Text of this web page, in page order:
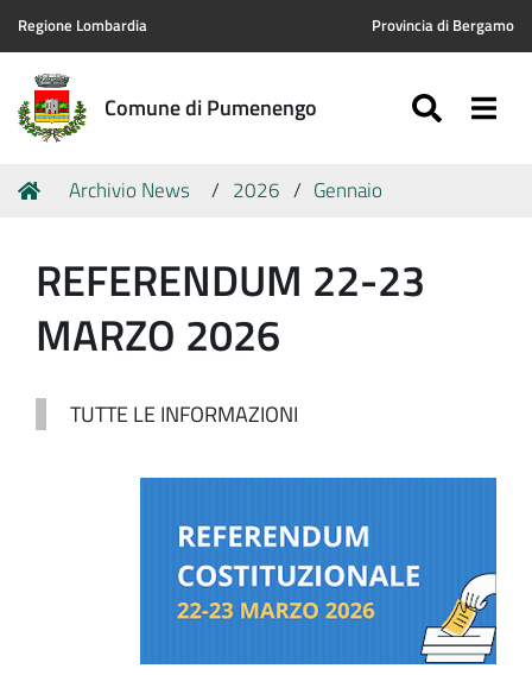
Regione Lombardia Provincia di Bergamo
Comune di Pumenengo
Tu
Home
Archivio News 2026 Gennaio
REFERENDUM 22-23
MARZO 2026
TUTTE LE INFORMAZIONI